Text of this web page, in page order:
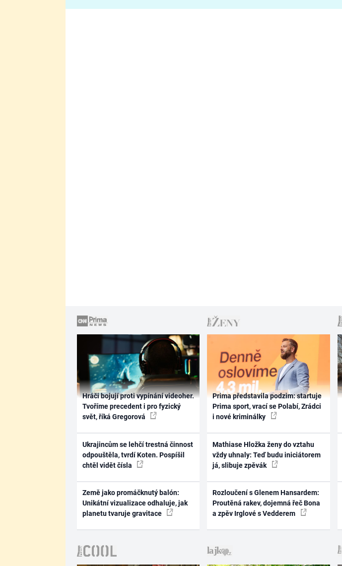
Hráči bojují proti vypínání videoher.
Tvoříme precedent i pro fyzický
svět, říká Gregorová
Ukrajincům se lehčí trestná činnost
odpouštěla, tvrdí Koten. Pospíšil
chtěl vidět čísla
Země jako promáčknutý balón:
Unikátní vizualizace odhaluje, jak
planetu tvaruje gravitace
Prima představila podzim: startuje
Prima sport, vrací se Polabí, Zrádci
i nové kriminálky
Mathiase Hložka ženy do vztahu
vždy uhnaly: Teď budu iniciátorem
já, slibuje zpěvák
Rozloučení s Glenem Hansardem:
Proutěná rakev, dojemná řeč Bona
a zpěv Irglové s Vedderem